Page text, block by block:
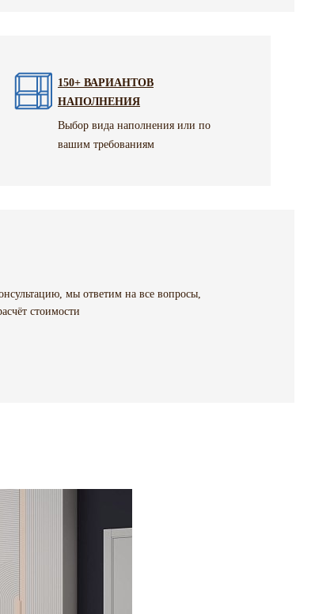
150+ ВАРИАНТОВ
НАПОЛНЕНИЯ
Выбор вида наполнения или по
вашим требованиям
мы ответим на все вопросы,
стоимости